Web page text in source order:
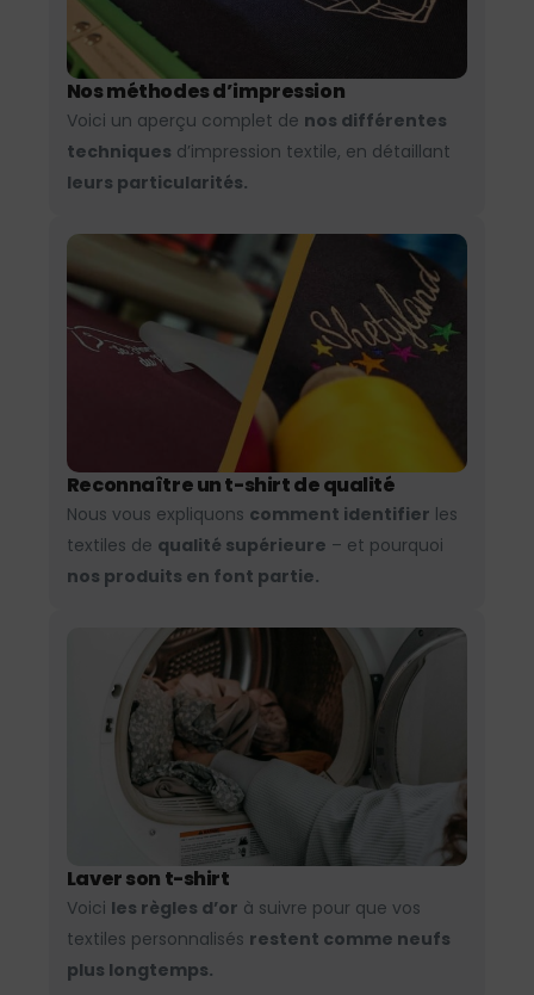
Nos méthodes d’impression
Voici un aperçu complet de nos différentes
techniques d’impression textile, en détaillant
leurs particularités.
Reconnaître un t-shirt de qualité
Nous vous expliquons comment identifier les
textiles de qualité supérieure – et pourquoi
nos produits en font partie.
Laver son t-shirt
Voici les règles d’or à suivre pour que vos
textiles personnalisés restent comme neufs
plus longtemps.